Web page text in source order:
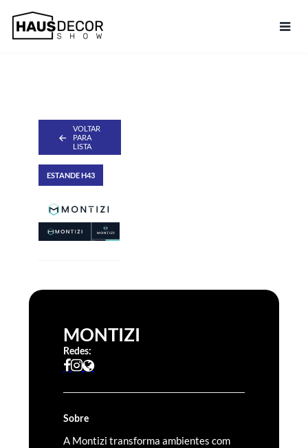
VOLTAR
PARA
LISTA
ESTANDE H43
MONTIZI
Redes:
Sobre
A Montizi transforma ambientes com